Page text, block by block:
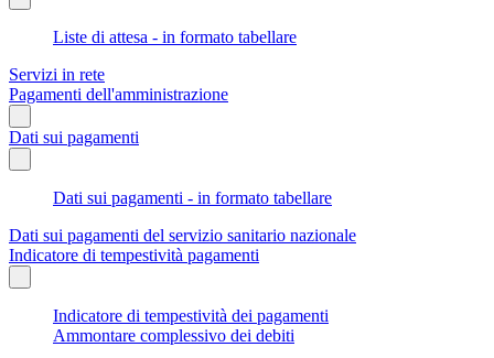
Liste di attesa - in formato tabellare
Servizi in rete
Pagamenti dell'amministrazione
Dati sui pagamenti
Dati sui pagamenti - in formato tabellare
Dati sui pagamenti del servizio sanitario nazionale
Indicatore di tempestività pagamenti
Indicatore di tempestività dei pagamenti
Ammontare complessivo dei debiti